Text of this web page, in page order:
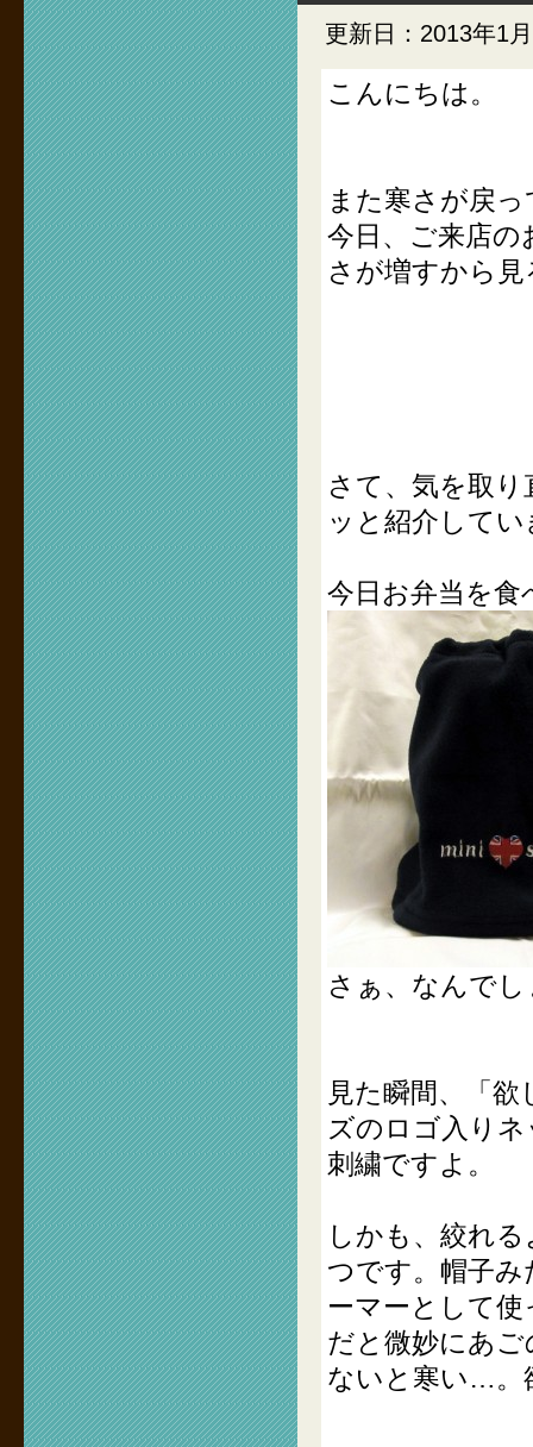
更新日：2013年1
こんにちは。
また寒さが戻
今日、ご来店
さが増すから
さて、気を取
ッと紹介して
今日お弁当を食
さぁ、なんで
見た瞬間、「
ズのロゴ入り
刺繍ですよ。
しかも、絞れ
つです。帽子
ーマーとして
だと微妙にあ
ないと寒い…。